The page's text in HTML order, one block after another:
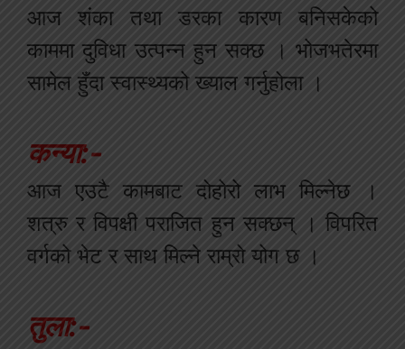
आज शंका तथा डरका कारण बनिसकेको
काममा दुविधा उत्पन्न हुन सक्छ । भोजभतेरमा
सामेल हुँदा स्वास्थ्यको ख्याल गर्नुहोला ।
कन्या:-
आज एउटै कामबाट दोहोरो लाभ मिल्नेछ ।
शत्रु र विपक्षी पराजित हुन सक्छन् । विपरित
वर्गको भेट र साथ मिल्ने राम्रो योग छ ।
तुला:-